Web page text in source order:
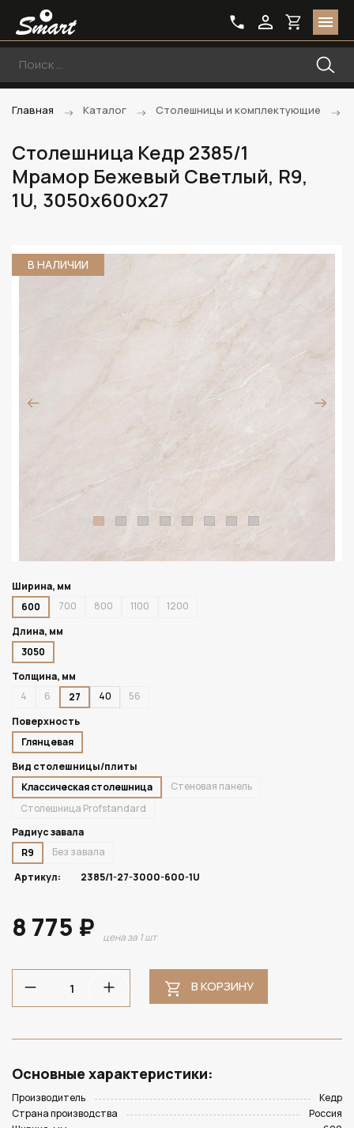
Главная Каталог Столешницы и комплектующие
Столешница Кедр 2385/1
Мрамор Бежевый Светлый, R9,
1U, 3050х600х27
В НАЛИЧИИ
Ширина, мм
600
700 800 1100
1200
Длина, мм
3050
Толщина, мм
4
6 27 40
56
Поверхность
Глянцевая
Вид столешницы/плиты
Классическая столешница
Стеновая панель
Столешница Profstandard
Радиус завала
R9
Без завала
Артикул:
2385/1-27-3000-600-1U
8 775 ₽ цена за 1 шт
В КОРЗИНУ
Основные характеристики:
Производитель
Кедр
Страна производства
Россия